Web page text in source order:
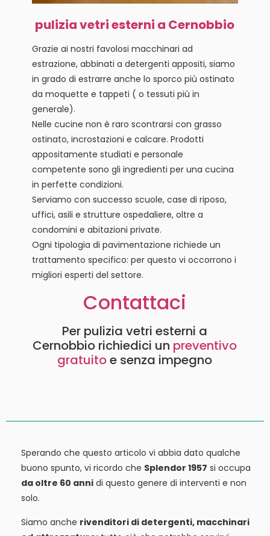
pulizia vetri esterni a Cernobbio
Grazie ai nostri favolosi macchinari ad
estrazione, abbinati a detergenti appositi, siamo
in grado di estrarre anche lo sporco più ostinato
da moquette e tappeti ( o tessuti più in
generale).
Nelle cucine non è raro scontrarsi con grasso
ostinato, incrostazioni e calcare. Prodotti
appositamente studiati e personale
competente sono gli ingredienti per una cucina
in perfette condizioni.
Serviamo con successo scuole, case di riposo,
uffici, asili e strutture ospedaliere, oltre a
condomini e abitazioni private.
Ogni tipologia di pavimentazione richiede un
trattamento specifico: per questo vi occorrono i
migliori esperti del settore.
Contattaci
Per pulizia vetri esterni a
Cernobbio richiedici un preventivo
gratuitoe senza impegno
Sperando che questo articolo vi abbia dato qualche
buono spunto, vi ricordo che Splendor 1957 si occupa
da oltre 60 anni di questo genere di interventi e non
solo.
Siamo anche rivenditori di detergenti, macchinari